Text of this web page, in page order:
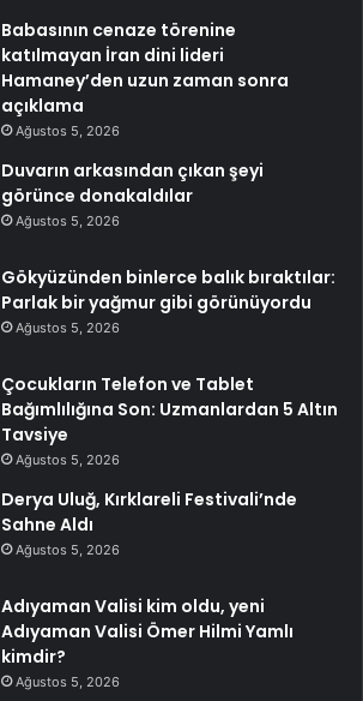
Babasının cenaze törenine
katılmayan İran dini lideri
Hamaney’den uzun zaman sonra
açıklama
Ağustos 5, 2026
Duvarın arkasından çıkan şeyi
görünce donakaldılar
Ağustos 5, 2026
Gökyüzünden binlerce balık bıraktılar:
Parlak bir yağmur gibi görünüyordu
Ağustos 5, 2026
Çocukların Telefon ve Tablet
Bağımlılığına Son: Uzmanlardan 5 Altın
Tavsiye
Ağustos 5, 2026
Derya Uluğ, Kırklareli Festivali’nde
Sahne Aldı
Ağustos 5, 2026
Adıyaman Valisi kim oldu, yeni
Adıyaman Valisi Ömer Hilmi Yamlı
kimdir?
Ağustos 5, 2026